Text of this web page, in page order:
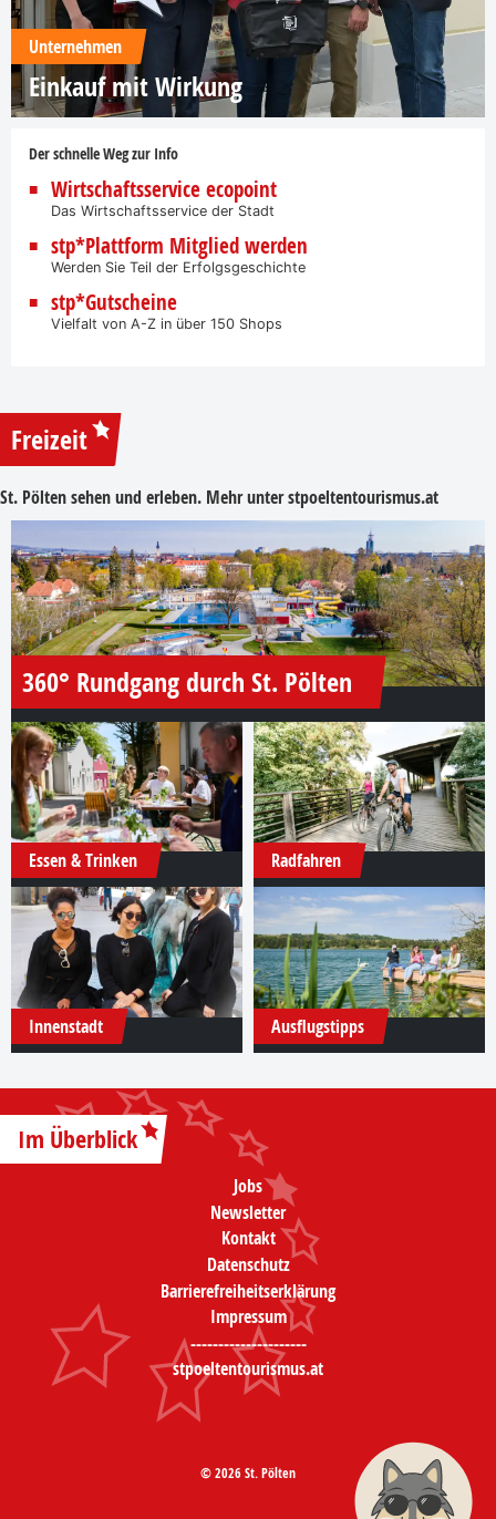
Unternehmen
Einkauf mit Wirkung
Der schnelle Weg zur Info
Wirtschaftsservice ecopoint
Das Wirtschaftsservice der Stadt
stp*Plattform Mitglied werden
Werden Sie Teil der Erfolgsgeschichte
stp*Gutscheine
Vielfalt von A-Z in über 150 Shops
Freizeit
St. Pölten sehen und erleben. Mehr unterstpoeltentourismus.at
360° Rundgang durch St. Pölten
Essen & Trinken Radfahren
Innenstadt Ausflugstipps
Im Überblick
Jobs
Newsletter
Kontakt
Datenschutz
Barrierefreiheitserklärung
Impressum
---------------------
stpoeltentourismus.at
© 2026 St. Pölten